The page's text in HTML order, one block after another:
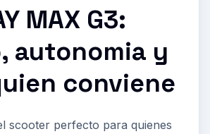
MAX G3:
autonomia y
conviene
scooter perfecto para quienes